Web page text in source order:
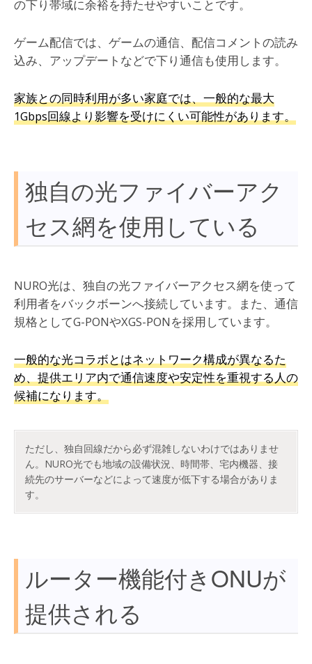
の下り帯域に余裕を持たせやすいことです。
ゲーム配信では、ゲームの通信、配信コメントの読み
込み、アップデートなどで下り通信も使用します。
家族との同時利用が多い家庭では、一般的な最大
1Gbps回線より影響を受けにくい可能性があります。
独自の光ファイバーアク
セス網を使用している
NURO光は、独自の光ファイバーアクセス網を使って
利用者をバックボーンへ接続しています。また、通信
規格としてG-PONやXGS-PONを採用しています。
一般的な光コラボとはネットワーク構成が異なるた
め、提供エリア内で通信速度や安定性を重視する人の
候補になります。
ただし、独自回線だから必ず混雑しないわけではありませ
ん。NURO光でも地域の設備状況、時間帯、宅内機器、接
続先のサーバーなどによって速度が低下する場合がありま
す。
ルーター機能付きONUが
提供される